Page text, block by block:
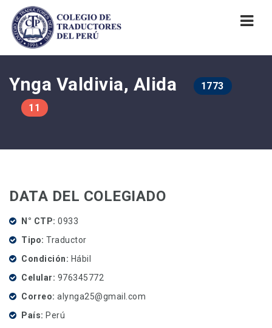
Ynga Valdivia, Alida
1773
11
DATA DEL COLEGIADO
N° CTP 0933
Tipo Traductor
Condición
Hábil
Celular
976345772
Correo alynga25@gmail.com
País Perú